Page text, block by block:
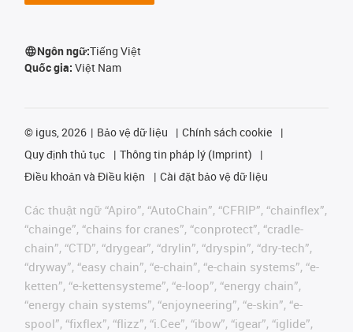
Ngôn ngữ:Tiếng Việt
Quốc gia: Việt Nam
© igus, 2026 Bảo vệ dữ liệu
Chính sách cookie
Quy định thủ tục
Thông tin pháp lý (Imprint)
Điều khoản và Điều kiện
Cài đặt bảo vệ dữ liệu
Các thuật ngữ “Apiro”, “AutoChain”, “CFRIP”, “chainflex”,
“chainge”, “chains for cranes”, “conprotect”, “cradle-
chain”, “CTD”, “drygear”, “drylin”, “dryspin”, “dry-tech”,
“dryway”, “easy chain”, “e-chain”, “e-chain systems”, “e-
ketten”, “e-kettensysteme”, “e-loop”, “energy chain”,
“energy chain systems”, “enjoyneering”, “e-skin”, “e-
spool”, “fixflex”, “flizz”, “i.Cee”, “ibow”, “igear”, “iglide”,